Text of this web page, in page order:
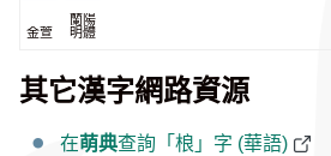
金萱
蘭陽
明體
其它漢字網路資源
在萌典查詢「桹」字 (華語)